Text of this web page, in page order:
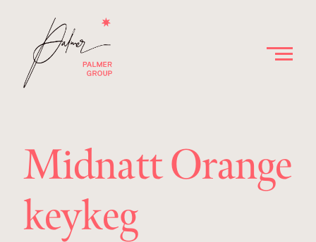
Midnatt Orange
keykeg